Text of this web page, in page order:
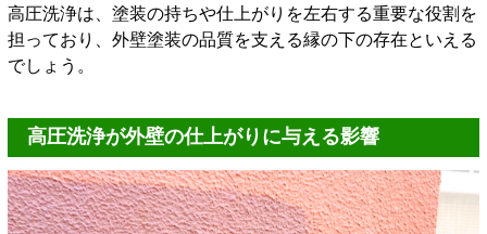
高圧洗浄は、塗装の持ちや仕上がりを左右する重要な役割を
担っており、外壁塗装の品質を支える縁の下の存在といえる
でしょう。
高圧洗浄が外壁の仕上がりに与える影響